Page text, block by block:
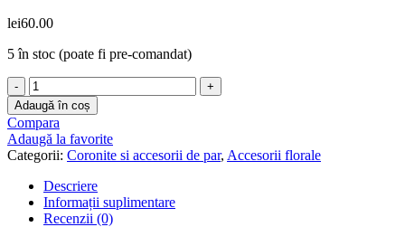
lei60.00
5 în stoc (poate fi pre-comandat)
Cantitate
Coroniță
Alexa
Adaugă în coș
Compara
Adaugă la favorite
Categorii: Coronite si accesorii de par, Accesorii florale
Descriere
Informații suplimentare
Recenzii (0)